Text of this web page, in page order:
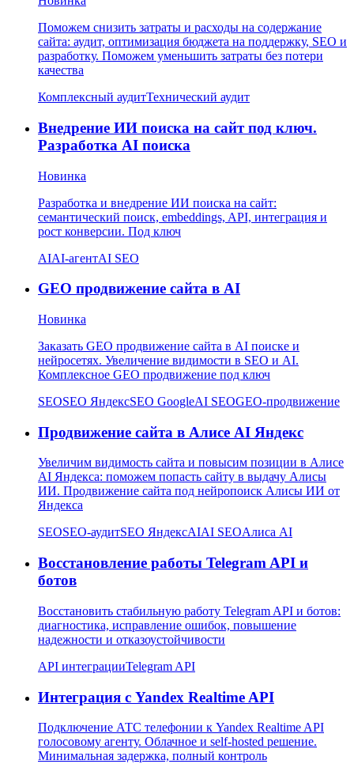
Поможем снизить затраты и расходы на содержание
сайта: аудит, оптимизация бюджета на поддержку, SEO и
разработку. Поможем уменьшить затраты без потери
качества
Комплексный аудитТехнический аудит
Внедрение ИИ поиска на сайт под ключ.
Разработка AI поиска
Новинка
Разработка и внедрение ИИ поиска на сайт:
семантический поиск, embeddings, API, интеграция и
рост конверсии. Под ключ
AIAI-агентAI SEO
GEO продвижение сайта в AI
Новинка
Заказать GEO продвижение сайта в AI поиске и
нейросетях. Увеличение видимости в SEO и AI.
Комплексное GEO продвижение под ключ
SEOSEO ЯндексSEO GoogleAI SEOGEO-продвижение
Продвижение сайта в Алисе AI Яндекс
Увеличим видимость сайта и повысим позиции в Алисе
AI Яндекса: поможем попасть сайту в выдачу Алисы
ИИ. Продвижение сайта под нейропоиск Алисы ИИ от
Яндекса
SEOSEO-аудитSEO ЯндексAIAI SEOАлиса AI
Восстановление работы Telegram API и
ботов
Восстановить стабильную работу Telegram API и ботов:
диагностика, исправление ошибок, повышение
надежности и отказоустойчивости
API интеграцииTelegram API
Интеграция с Yandex Realtime API
Подключение АТС телефонии к Yandex Realtime API
голосовому агенту. Облачное и self-hosted решение.
Минимальная задержка, полный контроль